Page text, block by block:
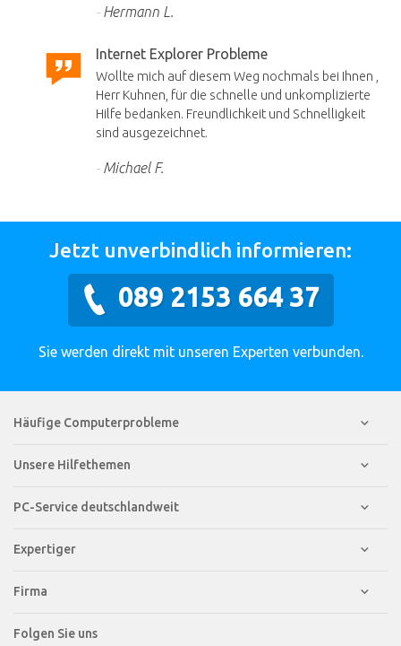
Hermann L.
Internet Explorer Probleme
Wollte mich auf diesem Weg nochmals bei Ihnen ,
Herr Kuhnen, für die schnelle und unkomplizierte
Hilfe bedanken. Freundlichkeit und Schnelligkeit
sind ausgezeichnet.
Michael F.
Jetzt unverbindlich informieren:
089 2153 664 37
Sie werden direkt mit unseren Experten verbunden.
Häufige Computerprobleme
Unsere Hilfethemen
PC-Service deutschlandweit
Expertiger
Firma
Folgen Sie uns